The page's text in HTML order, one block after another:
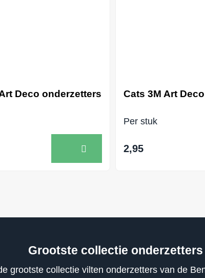
Deco onderzetters Cats 3M Art
Per stuk
2,95
Grootste collectie onderzetters
grootste collectie vilten onderzetters van de